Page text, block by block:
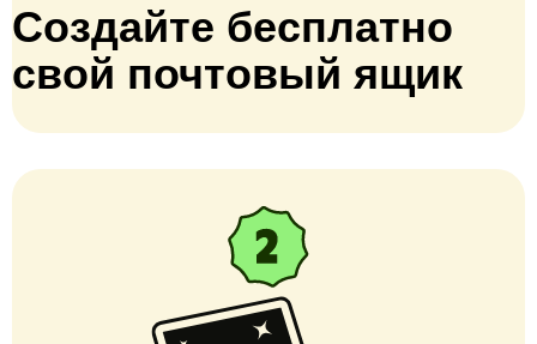
Создайте бесплатно
свой почтовый ящик